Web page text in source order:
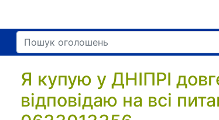
Я купую у ДНІПРІ
відповідаю на всі